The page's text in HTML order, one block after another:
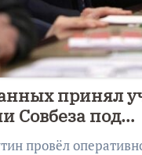
принял
Совбеза под
Путина
провёл